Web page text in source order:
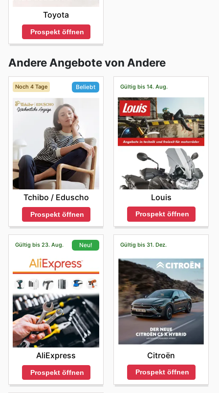
Toyota
Prospekt öffnen
Andere Angebote von Andere
Noch 4 Tage Beliebt
Tchibo / Eduscho
Prospekt öffnen
Gültig bis 14. Aug.
Louis
Prospekt öffnen
Gültig bis 23. Aug. Neu!
AliExpress
Prospekt öffnen
Gültig bis 31. Dez.
Citroën
Prospekt öffnen